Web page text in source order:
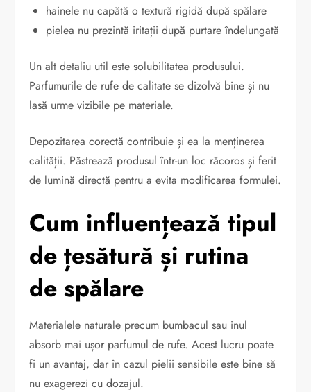
hainele nu capătă o textură rigidă după spălare
pielea nu prezintă iritații după purtare îndelungată
Un alt detaliu util este solubilitatea produsului.
Parfumurile de rufe de calitate se dizolvă bine și nu
lasă urme vizibile pe materiale.
Depozitarea corectă contribuie și ea la menținerea
calității. Păstrează produsul într-un loc răcoros și ferit
de lumină directă pentru a evita modificarea formulei.
Cum influențează tipul
de țesătură și rutina
de spălare
Materialele naturale precum bumbacul sau inul
absorb mai ușor parfumul de rufe. Acest lucru poate
fi un avantaj, dar în cazul pielii sensibile este bine să
nu exagerezi cu dozajul.